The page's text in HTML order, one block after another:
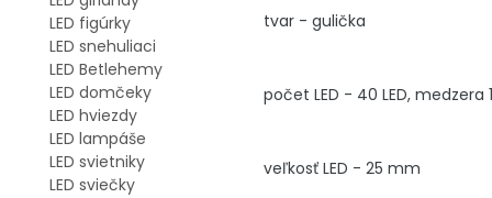
tvar - gulička
počet LED - 40 LED, medzera
veľkosť LED - 25 mm
LED figúrky
LED snehuliaci
LED Betlehemy
LED domčeky
LED hviezdy
LED lampáše
LED svietniky
LED sviečky